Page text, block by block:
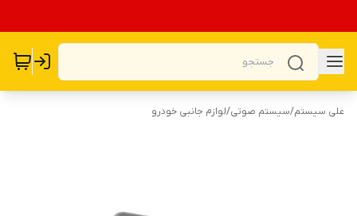
علی سیستم/سیستم صوتی/لوازم جانبی خودرو